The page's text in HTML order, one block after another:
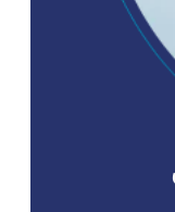
استفاده از بانک
و مدیریت نمایید.